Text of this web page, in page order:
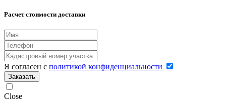
Расчет стоимости доставки
Я согласен с политикой конфиденциальности
Заказать
Close